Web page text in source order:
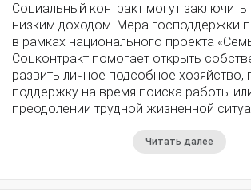
Социальный контракт могут
низким доходом. Мера господдержки
в рамках национального проекта
Соцконтракт помогает открыть
развить личное подсобное хозяйство,
поддержку на время поиска работы
преодолении трудной жизненной
Читать далее